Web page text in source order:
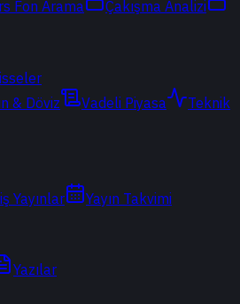
Fon Arama
Çakışma Analizi
& Döviz Vadeli Piyasa
Teknik
Yayınlar
Yayın Takvimi
Yazılar